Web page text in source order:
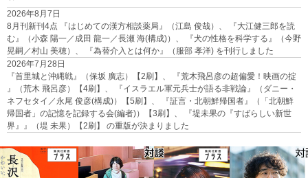
2026年8月7日
8月刊新刊4点
『はじめての漢方相談薬局』（江島 俊哉） 、
『大江健三郎を読
む』（小森 陽一／成田 龍一／長瀬 海(構成)） 、
『犬の性格を科学する』（今野
晃嗣／村山 美穂） 、 『為替介入とは何か』（服部 孝洋) を刊行しました
2026年7月28日
『首里城と沖縄戦』（保坂 廣志）【2刷】 、
『荒木飛呂彦の超偏愛！映画の掟
』（荒木 飛呂彦）【4刷】 、
『イスラエル軍元兵士が語る非戦論』（ダニー・
ネフセタイ／永尾 俊彦(構成)）【5刷】 、
『証言・北朝鮮帰国者』（「北朝鮮
帰国者」の記憶を記録する会(編者)）【3刷】 、
『堤未果の『すばらしい新世
界』』（堤 未果）【2刷】
の重版が決まりました